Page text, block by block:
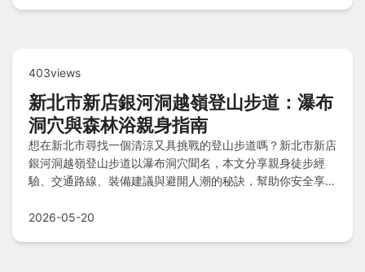
403views
新北市新店銀河洞越嶺登山步道：瀑布
洞穴與森林浴親身指南
想在新北市尋找一個清涼又具挑戰的登山步道嗎？新北市新店
銀河洞越嶺登山步道以瀑布洞穴聞名，本文分享親身徒步經
驗、交通路線、裝備建議與避開人潮的秘訣，幫助你安全享受
2026-05-20